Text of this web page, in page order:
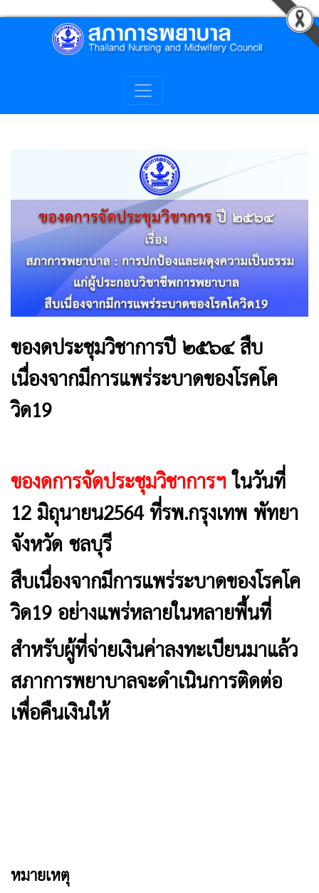
ของดประชุมวิชาการปี ๒๕๖๔ สืบ
เนื่องจากมีการแพร่ระบาดของโรคโค
วิด19
ของดการจัดประชุมวิชาการฯในวันที่
12 มิถุนายน2564 ที่รพ.กรุงเทพ พัทยา
จังหวัด ชลบุรี
สืบเนื่องจากมีการแพร่ระบาดของโรคโค
วิด19 อย่างแพร่หลายในหลายพื้นที่
สำหรับผู้ที่จ่ายเงินค่าลงทะเบียนมาแล้ว
สภาการพยาบาลจะดำเนินการติดต่อ
เพื่อคืนเงินให้
หมายเหตุ